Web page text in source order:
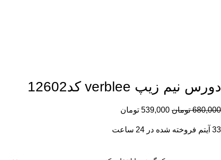
دورس نیم زیپ verblee کد12602
680,000 تومان 539,000 تومان
33 آیتم فروخته شده در 24 ساعت